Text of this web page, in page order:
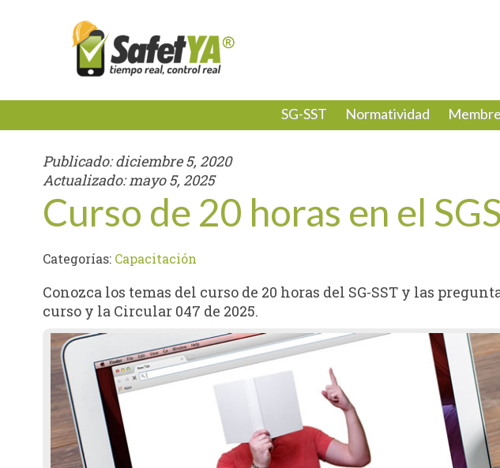
SG-SST Normatividad
Publicado:diciembre 5, 2020
Actualizado:mayo 5, 2025
Curso de 20 horas en el
Categorías: Capacitación
Conozca los temas del curso de 20 horas del SG-SST y las
curso y la Circular 047 de 2025.